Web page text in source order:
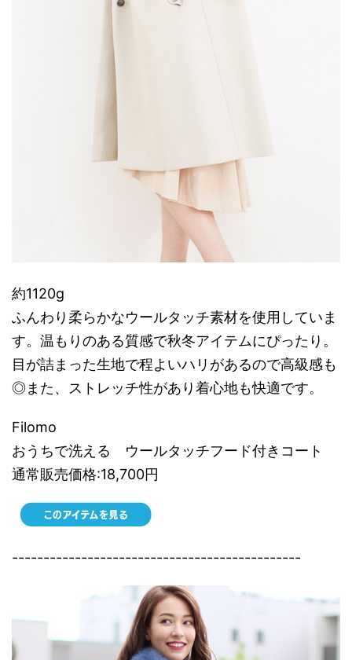
約1120g
ふんわり柔らかなウールタッチ素材を使用していま
す。温もりのある質感で秋冬アイテムにぴったり。
目が詰まった生地で程よいハリがあるので高級感も
◎また、ストレッチ性があり着心地も快適です。
Filomo
おうちで洗える ウールタッチフード付きコート
通常販売価格:18,700円
----------------------------------------------